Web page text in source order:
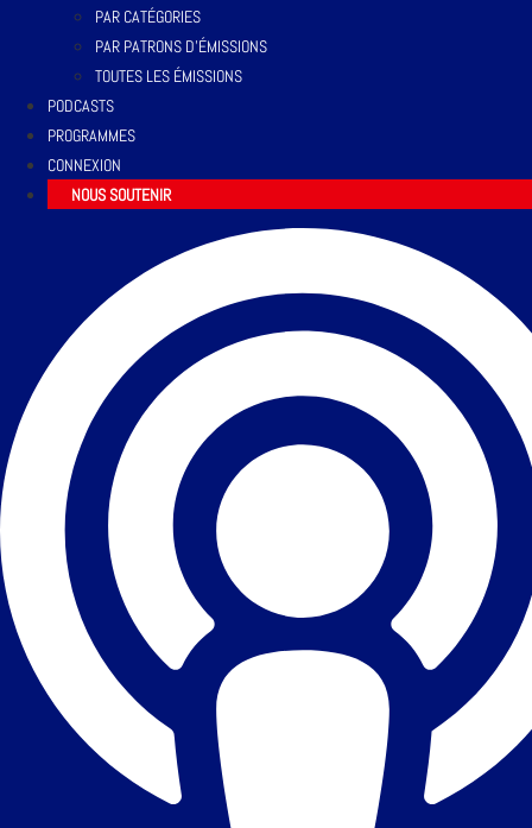
PAR CATÉGORIES
PAR PATRONS D’ÉMISSIONS
TOUTES LES ÉMISSIONS
PODCASTS
PROGRAMMES
CONNEXION
NOUS SOUTENIR